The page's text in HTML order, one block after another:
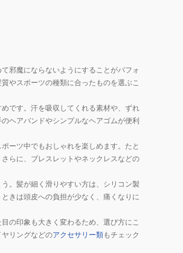
邪魔にならないようにすることがパフォ
やスポーツの種類に合ったものを選ぶこ
です。汗を吸収してくれる素材や、ずれ
ヘアバンドやシンプルなヘアゴムが便利
ーツ中でもおしゃれを楽しめます。たと
らに、ブレスレットやネックレスなどの
。髪が細く滑りやすい方は、シリコン製
きは頭皮への負担が少なく、痛くなりに
の印象も大きく変わるため、選び方にこ
リングなどのアクセサリー類もチェック